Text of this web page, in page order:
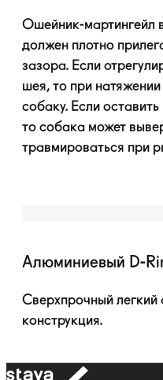
Ошейник-мартингейл
должен плотно
зазора. Если
шея, то при
собаку. Если
то собака может
травмироваться при
Алюминиевый D-
Сверхпрочный
конструкция.
к